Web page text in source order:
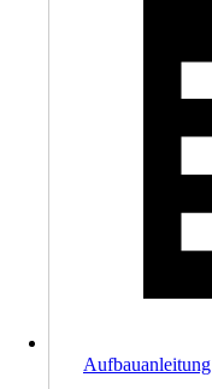
Aufbauanleitung